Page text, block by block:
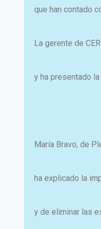
que han contado
La gerente de
y ha presentado la
María Bravo, de
ha explicado la
y de eliminar las